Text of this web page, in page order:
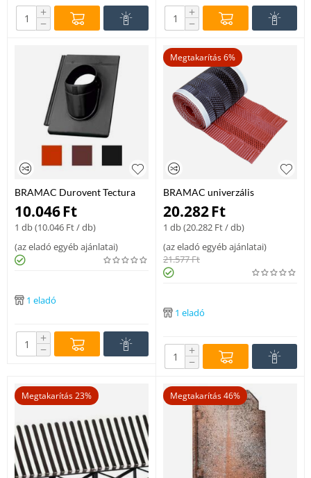
+
−
+
−
BRAMAC Durovent Tectura
műanyag alapcserép barna
10.046Ft
1 db (10.046 Ft/ db)
(az eladó egyéb ajánlatai)
1 eladó
+
−
Megtakarítás 6%
BRAMAC univerzális
taréjgerinc kúpalátét vörös
20.282Ft
1 db (20.282 Ft/ db)
(az eladó egyéb ajánlatai)
21.577Ft
1 eladó
+
−
Megtakarítás 23% Megtakarítás 46%